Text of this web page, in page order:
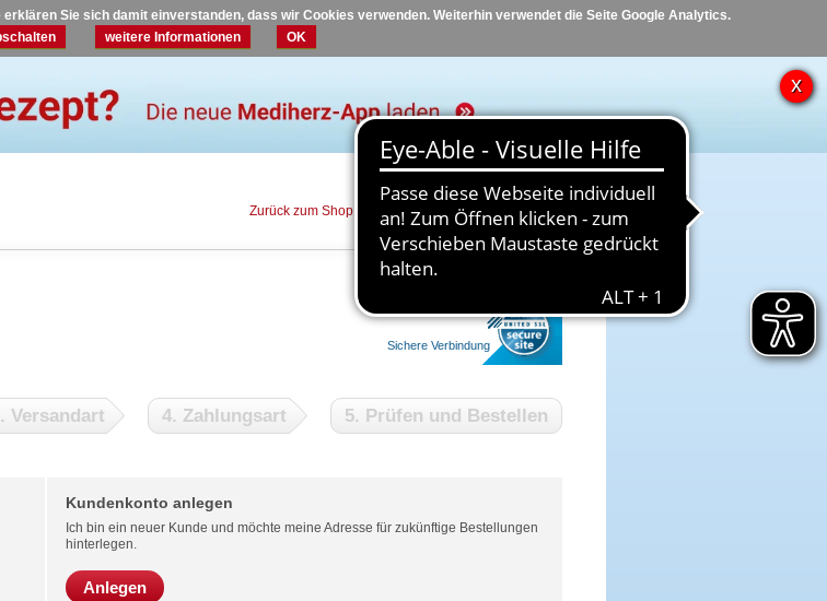
Sie sich damit einverstanden, dass wir Cookies verwenden. Weiterhin verwendet die Seite Google Analytics.
weitere Informationen OK
Zurück zum Shop Hilfe Kontakt
Sichere Verbindung
Versandart 4. Zahlungsart 5. Prüfen und Bestellen
Kundenkonto anlegen
Ich bin ein neuer Kunde und möchte meine Adresse für zukünftige Bestellungen
hinterlegen.
Anlegen